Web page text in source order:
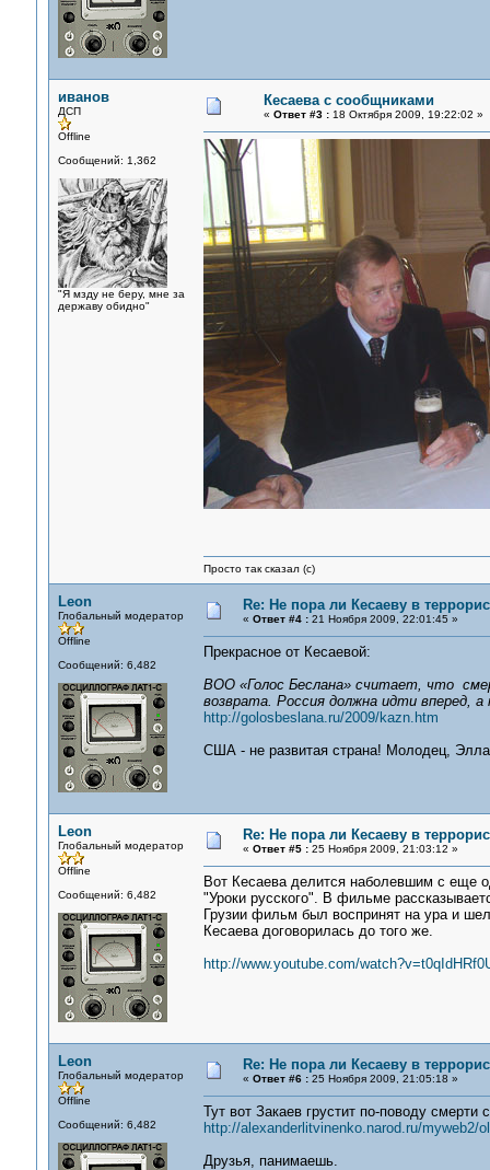
иванов
ДСП
Offline
Сообщений: 1,362
"Я мзду не беру, мне за
державу обидно"
Кесаева с сообщниками
« Ответ #3 :18 Октября 2009, 19:22:02 »
Просто так сказал (с)
Leon
Глобальный модератор
Offline
Сообщений: 6,482
Re: Не пора ли Кесаеву в
« Ответ #4 :21 Ноября 2009, 22:01:45 »
Прекрасное от Кесаевой:
ВОО «Голос Беслана» считает, что
возврата. Россия должна идти вперед,
http://golosbeslana.ru/2009/kazn.htm
США - не развитая страна! Молодец,
Leon
Глобальный модератор
Offline
Сообщений: 6,482
Re: Не пора ли Кесаеву в
« Ответ #5 :25 Ноября 2009, 21:03:12 »
Вот Кесаева делится наболевшим с еще
"Уроки русского". В фильме
Грузии фильм был воспринят на ура и
Кесаева договорилась до того же.
http://www.youtube.com/
Leon
Глобальный модератор
Offline
Сообщений: 6,482
Re: Не пора ли Кесаеву в
« Ответ #6 :25 Ноября 2009, 21:05:18 »
Тут вот Закаев грустит по-поводу
http://alexanderlitvinenko.narod.ru/myweb2/
Друзья, панимаешь.